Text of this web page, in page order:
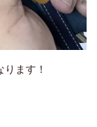
ます！